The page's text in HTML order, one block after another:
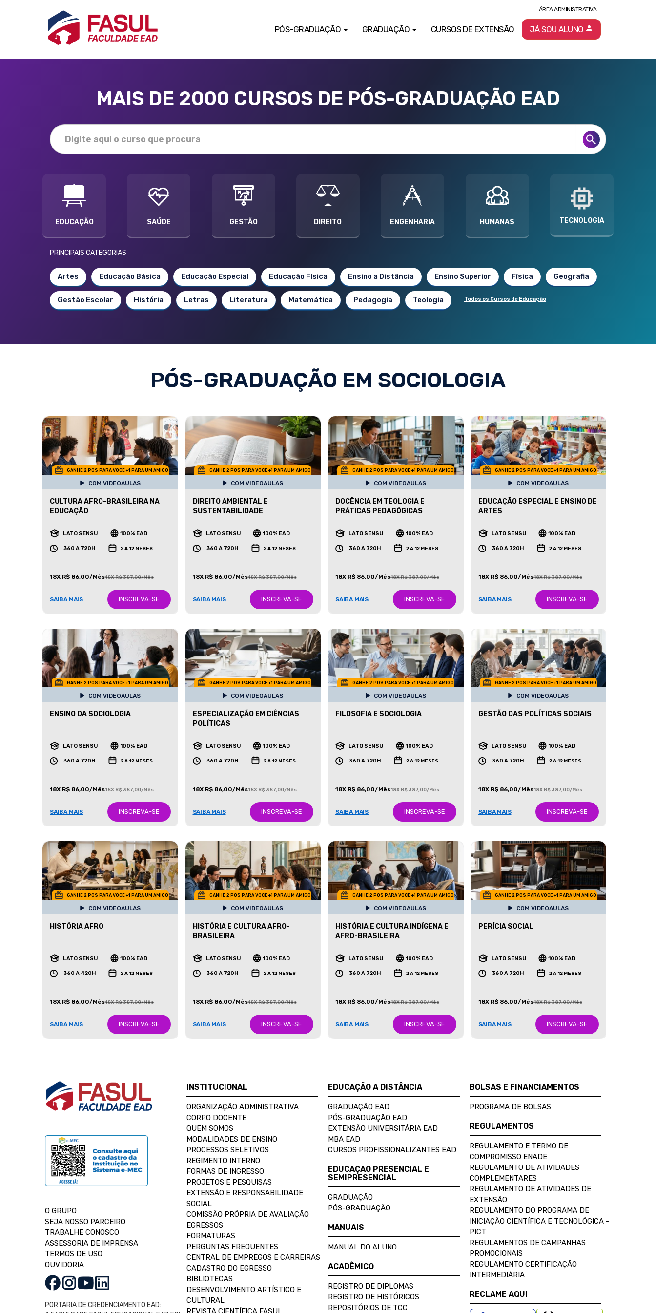
PÓS-GRADUAÇÃO GRADUAÇÃO CURSOS DE EXTENSÃO
ÁREA ADMINISTRATIVA
JÁ SOU ALUNO
MAIS DE 2000 CURSOS DE PÓS-GRADUAÇÃO EAD
EDUCAÇÃO SAÚDE GESTÃO DIREITO ENGENHARIA HUMANAS TECNOLOGIA
PRINCIPAIS CATEGORIAS
Artes Educação Básica Educação Especial Educação Física Ensino a Distância Ensino Superior Física Geografia
Gestão Escolar História Letras Literatura Matemática Pedagogia Teologia Todos os Cursos de Educação
PÓS-GRADUAÇÃO EM SOCIOLOGIA
GANHE 2 POS PARA VOCE +1 PARA UM AMIGO
COM VIDEOAULAS
CULTURA AFRO-BRASILEIRA NA
EDUCAÇÃO
LATO SENSU 100% EAD
360 A 720H 2 A 12 MESES
18X R$ 86,00/Mês18X R$ 387,00/Mês
SAIBA MAIS INSCREVA-SE
GANHE 2 POS PARA VOCE +1 PARA UM AMIGO
COM VIDEOAULAS
DIREITO AMBIENTAL E
SUSTENTABILIDADE
LATO SENSU 100% EAD
360 A 720H 2 A 12 MESES
18X R$ 86,00/Mês18X R$ 387,00/Mês
SAIBA MAIS INSCREVA-SE
GANHE 2 POS PARA VOCE +1 PARA UM AMIGO
COM VIDEOAULAS
DOCÊNCIA EM TEOLOGIA E
PRÁTICAS PEDAGÓGICAS
LATO SENSU 100% EAD
360 A 720H 2 A 12 MESES
18X R$ 86,00/Mês18X R$ 387,00/Mês
SAIBA MAIS INSCREVA-SE
GANHE 2 POS PARA VOCE +1 PARA UM AMIGO
COM VIDEOAULAS
EDUCAÇÃO ESPECIAL E ENSINO DE
ARTES
LATO SENSU 100% EAD
360 A 720H 2 A 12 MESES
18X R$ 86,00/Mês18X R$ 387,00/Mês
SAIBA MAIS INSCREVA-SE
GANHE 2 POS PARA VOCE +1 PARA UM AMIGO
COM VIDEOAULAS
ENSINO DA SOCIOLOGIA
LATO SENSU 100% EAD
360 A 720H 2 A 12 MESES
18X R$ 86,00/Mês18X R$ 387,00/Mês
SAIBA MAIS INSCREVA-SE
GANHE 2 POS PARA VOCE +1 PARA UM AMIGO
COM VIDEOAULAS
ESPECIALIZAÇÃO EM CIÊNCIAS
POLÍTICAS
LATO SENSU 100% EAD
360 A 720H 2 A 12 MESES
18X R$ 86,00/Mês18X R$ 387,00/Mês
SAIBA MAIS INSCREVA-SE
GANHE 2 POS PARA VOCE +1 PARA UM AMIGO
COM VIDEOAULAS
FILOSOFIA E SOCIOLOGIA
LATO SENSU 100% EAD
360 A 720H 2 A 12 MESES
18X R$ 86,00/Mês18X R$ 387,00/Mês
SAIBA MAIS INSCREVA-SE
GANHE 2 POS PARA VOCE +1 PARA UM AMIGO
COM VIDEOAULAS
GESTÃO DAS POLÍTICAS SOCIAIS
LATO SENSU 100% EAD
360 A 720H 2 A 12 MESES
18X R$ 86,00/Mês18X R$ 387,00/Mês
SAIBA MAIS INSCREVA-SE
GANHE 2 POS PARA VOCE +1 PARA UM AMIGO
COM VIDEOAULAS
HISTÓRIA AFRO
LATO SENSU 100% EAD
360 A 420H 2 A 12 MESES
18X R$ 86,00/Mês18X R$ 387,00/Mês
SAIBA MAIS INSCREVA-SE
GANHE 2 POS PARA VOCE +1 PARA UM AMIGO
COM VIDEOAULAS
HISTÓRIA E CULTURA AFRO-
BRASILEIRA
LATO SENSU 100% EAD
360 A 720H 2 A 12 MESES
18X R$ 86,00/Mês18X R$ 387,00/Mês
SAIBA MAIS INSCREVA-SE
GANHE 2 POS PARA VOCE +1 PARA UM AMIGO
COM VIDEOAULAS
HISTÓRIA E CULTURA INDÍGENA E
AFRO-BRASILEIRA
LATO SENSU 100% EAD
360 A 720H 2 A 12 MESES
18X R$ 86,00/Mês18X R$ 387,00/Mês
SAIBA MAIS INSCREVA-SE
GANHE 2 POS PARA VOCE +1 PARA UM AMIGO
COM VIDEOAULAS
PERÍCIA SOCIAL
LATO SENSU 100% EAD
360 A 720H 2 A 12 MESES
18X R$ 86,00/Mês18X R$ 387,00/Mês
SAIBA MAIS INSCREVA-SE
O GRUPO
SEJA NOSSO PARCEIRO
TRABALHE CONOSCO
ASSESSORIA DE IMPRENSA
TERMOS DE USO
OUVIDORIA
PORTARIA DE CREDENCIAMENTO EAD:
INSTITUCIONAL
ORGANIZAÇÃO ADMINISTRATIVA
CORPO DOCENTE
QUEM SOMOS
MODALIDADES DE ENSINO
PROCESSOS SELETIVOS
REGIMENTO INTERNO
FORMAS DE INGRESSO
PROJETOS E PESQUISAS
EXTENSÃO E RESPONSABILIDADE
SOCIAL
COMISSÃO PRÓPRIA DE AVALIAÇÃO
EGRESSOS
FORMATURAS
PERGUNTAS FREQUENTES
CENTRAL DE EMPREGOS E CARREIRAS
CADASTRO DO EGRESSO
BIBLIOTECAS
DESENVOLVIMENTO ARTÍSTICO E
CULTURAL
REVISTA CIENTÍFICA FASUL
EDUCAÇÃO A DISTÂNCIA
GRADUAÇÃO EAD
PÓS-GRADUAÇÃO EAD
EXTENSÃO UNIVERSITÁRIA EAD
MBA EAD
CURSOS PROFISSIONALIZANTES EAD
EDUCAÇÃO PRESENCIAL E
SEMIPRESENCIAL
GRADUAÇÃO
PÓS-GRADUAÇÃO
MANUAIS
MANUAL DO ALUNO
ACADÊMICO
REGISTRO DE DIPLOMAS
REGISTRO DE HISTÓRICOS
REPOSITÓRIOS DE TCC
BOLSAS E FINANCIAMENTOS
PROGRAMA DE BOLSAS
REGULAMENTOS
REGULAMENTO E TERMO DE
COMPROMISSO ENADE
REGULAMENTO DE ATIVIDADES
COMPLEMENTARES
REGULAMENTO DE ATIVIDADES DE
EXTENSÃO
REGULAMENTO DO PROGRAMA DE
INICIAÇÃO CIENTÍFICA E TECNOLÓGICA -
PICT
REGULAMENTOS DE CAMPANHAS
PROMOCIONAIS
REGULAMENTO CERTIFICAÇÃO
INTERMEDIÁRIA
RECLAME AQUI